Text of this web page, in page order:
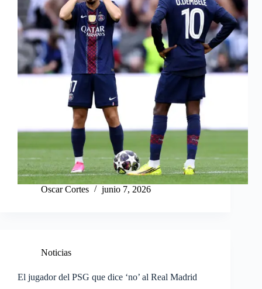
Oscar Cortes junio 7, 2026
Noticias
El jugador del PSG que dice ‘no’ al Real Madrid